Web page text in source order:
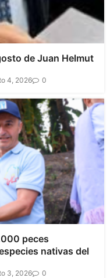
de Juan Helmut
4, 2026 0
peces
nativas del
3, 2026 0